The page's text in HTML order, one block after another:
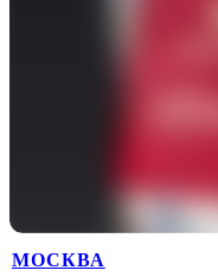
МОСКВА